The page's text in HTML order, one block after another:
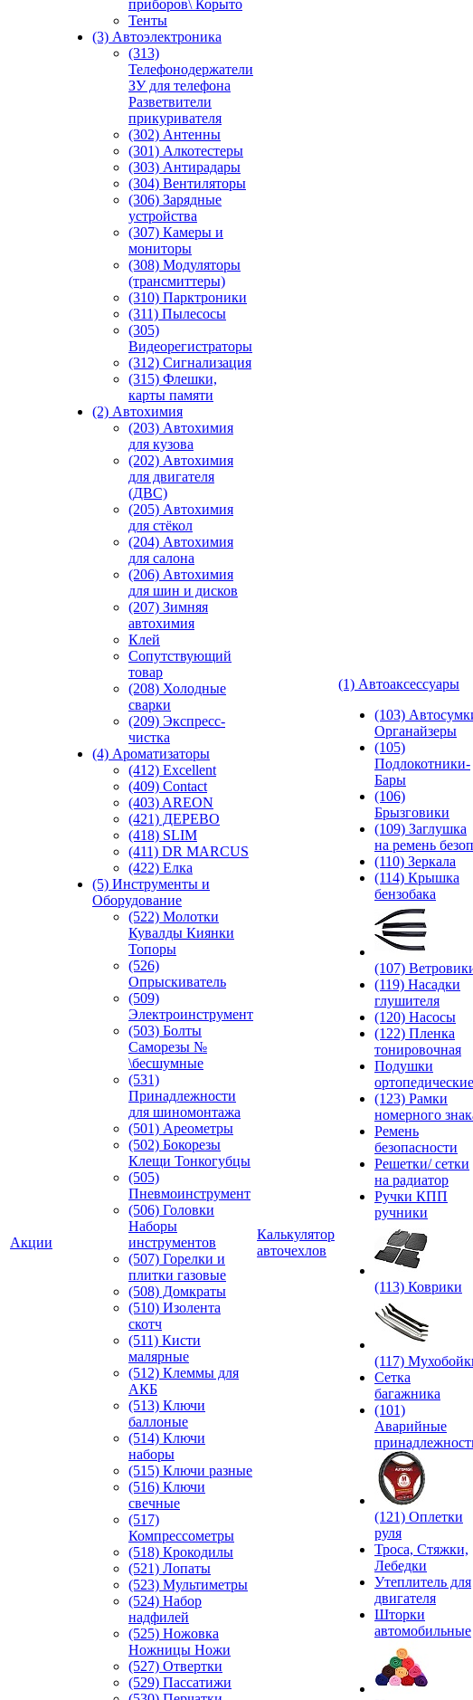
Акции
приборов\ Корыто
Тенты
(3) Автоэлектроника
(313)
Телефонодержатели
ЗУ для телефона
Разветвители
прикуривателя
(302) Антенны
(301) Алкотестеры
(303) Антирадары
(304) Вентиляторы
(306) Зарядные
устройства
(307) Камеры и
мониторы
(308) Модуляторы
(трансмиттеры)
(310) Парктроники
(311) Пылесосы
(305)
Видеорегистраторы
(312) Сигнализация
(315) Флешки,
карты памяти
(2) Автохимия
(203) Автохимия
для кузова
(202) Автохимия
для двигателя
(ДВС)
(205) Автохимия
для стёкол
(204) Автохимия
для салона
(206) Автохимия
для шин и дисков
(207) Зимняя
автохимия
Клей
Сопутствующий
товар
(208) Холодные
сварки
(209) Экспреcс-
чистка
(4) Ароматизаторы
(412) Excellent
(409) Contact
(403) AREON
(421) ДЕРЕВО
(418) SLIM
(411) DR MARCUS
(422) Елка
(5) Инструменты и
Оборудование
(522) Молотки
Кувалды Киянки
Топоры
(526)
Опрыскиватель
(509)
Электроинструмент
(503) Болты
Саморезы №
\бесшумные
(531)
Принадлежности
для шиномонтажа
(501) Ареометры
(502) Бокорезы
Клещи Тонкогубцы
(505)
Пневмоинструмент
(506) Головки
Наборы
инструментов
(507) Горелки и
плитки газовые
(508) Домкраты
(510) Изолента
скотч
(511) Кисти
малярные
(512) Клеммы для
АКБ
(513) Ключи
баллоные
(514) Ключи
наборы
(515) Ключи разные
(516) Ключи
свечные
(517)
Компрессометры
(518) Крокодилы
(521) Лопаты
(523) Мультиметры
(524) Набор
надфилей
(525) Ножовка
Ножницы Ножи
(527) Отвертки
(529) Пассатижи
Калькулятор
авточехлов
(1) Автоаксессуары
(103)
Органайзеры
(105)
Подлокотники-
Бары
(106)
Брызговики
(109) Заглушка
на ремень
(110) Зеркала
(114) Крышка
бензобака
(107)
(119) Насадки
глушителя
(120) Насосы
(122) Пленка
тонировочная
Подушки
ортопедические
(123) Рамки
номерного
Ремень
безопасности
Решетки/ сетки
на радиатор
Ручки КПП
ручники
(113) Коврики
(117)
Сетка
багажника
(101)
Аварийные
(121) Оплетки
руля
Троса, Стяжки,
Лебедки
Утеплитель для
двигателя
Шторки
автомобильные